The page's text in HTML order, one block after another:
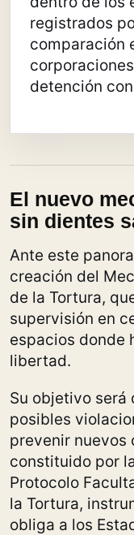
registrados
comparación
detención
El nuevo
sin dientes
Ante este
creación del
de la Tortura,
supervisión en
espacios donde
libertad.
Su objetivo
posibles
prevenir nuevos
constituido por
Protocolo
la Tortura,
obliga a los